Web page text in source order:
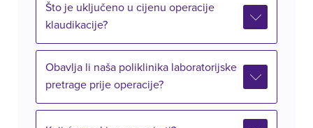
Što je uključeno u cijenu operacije
klaudikacije?
Obavlja li naša poliklinika laboratorijske
pretrage prije operacije?